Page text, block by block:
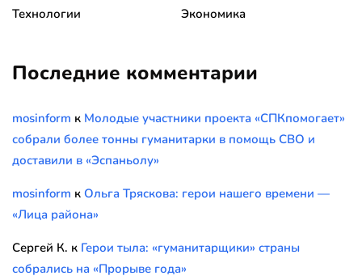
Технологии
Экономика
Последние комментарии
mosinform к Молодые участники проекта «СПКпомогает»
собрали более тонны гуманитарки в помощь СВО и
доставили в «Эспаньолу»
mosinform к Ольга Тряскова: герои нашего времени —
«Лица района»
Сергей К. к Герои тыла: «гуманитарщики» страны
собрались на «Прорыве года»